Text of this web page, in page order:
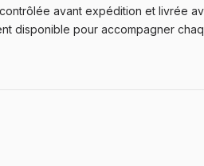
avant expédition et livrée
disponible pour accompagner